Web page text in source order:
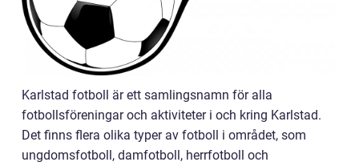
Karlstad fotboll är ett samlingsnamn för alla
fotbollsföreningar och aktiviteter i och kring Karlstad.
Det finns flera olika typer av fotboll i området, som
ungdomsfotboll, damfotboll, herrfotboll och